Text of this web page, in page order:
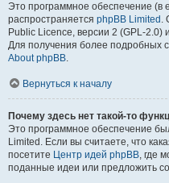
Это программное обеспечение (в
распространяется phpBB Limited .
Public Licence, версии 2 (GPL-2.0)
Для получения более подробных
About phpBB.
Вернуться к началу
Почему здесь нет такой-то
Это программное обеспечение
Limited. Если вы считаете, что
посетите Центр идей phpBB, где
поданные идеи или предложить